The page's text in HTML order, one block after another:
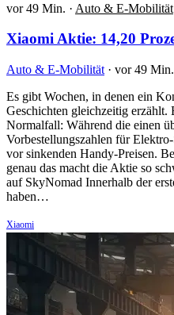
vor 49 Min. · Auto & E-Mobilität
Xiaomi Aktie: 14,20
Auto & E-Mobilität · vor 49 Min.
Es gibt Wochen, in denen ein
Geschichten gleichzeitig erzählt.
Normalfall: Während die einen
Vorbestellungszahlen für
vor sinkenden Handy-Preisen.
genau das macht die Aktie so
auf SkyNomad Innerhalb der
haben…
Xiaomi